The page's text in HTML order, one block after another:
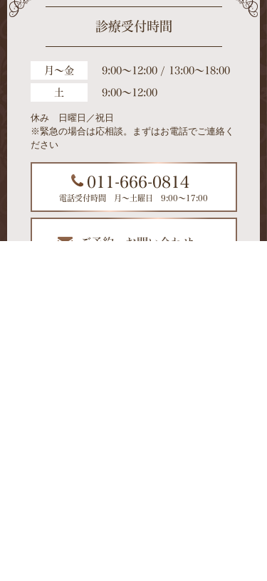
診療受付時間
月～金 9:00～12:00 / 13:00～18:00
土 9:00～12:00
休み 日曜日／祝日
※緊急の場合は応相談。まずはお電話でご連絡く
ださい
011-666-0814
電話受付時間 月～土曜日 9:00～17:00
ご予約・お問い合わせ